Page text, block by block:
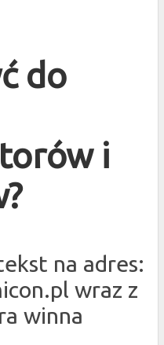
do
i
na adres:
wraz z
winna